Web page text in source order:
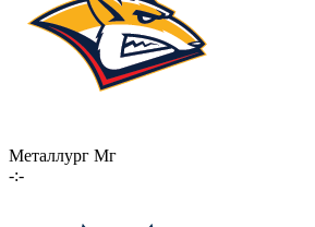
Металлург Мг
-:-